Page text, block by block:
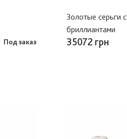
Под заказ
Золотые серьги с
бриллиантами
35072 грн